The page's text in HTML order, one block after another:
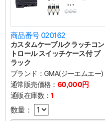
商品番号 020162
カスタムケーブルクラッチコン
トロール スイッチケース付 ブ
ラック
ブランド： GMA(ジーエムエー)
通常販売価格： 60,000円
通販在庫数：1
数量：